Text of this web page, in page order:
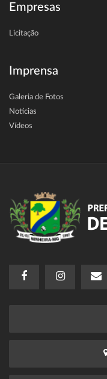
Empresas
Licitação
Imprensa
Galeria de Fotos
Notícias
Vídeos